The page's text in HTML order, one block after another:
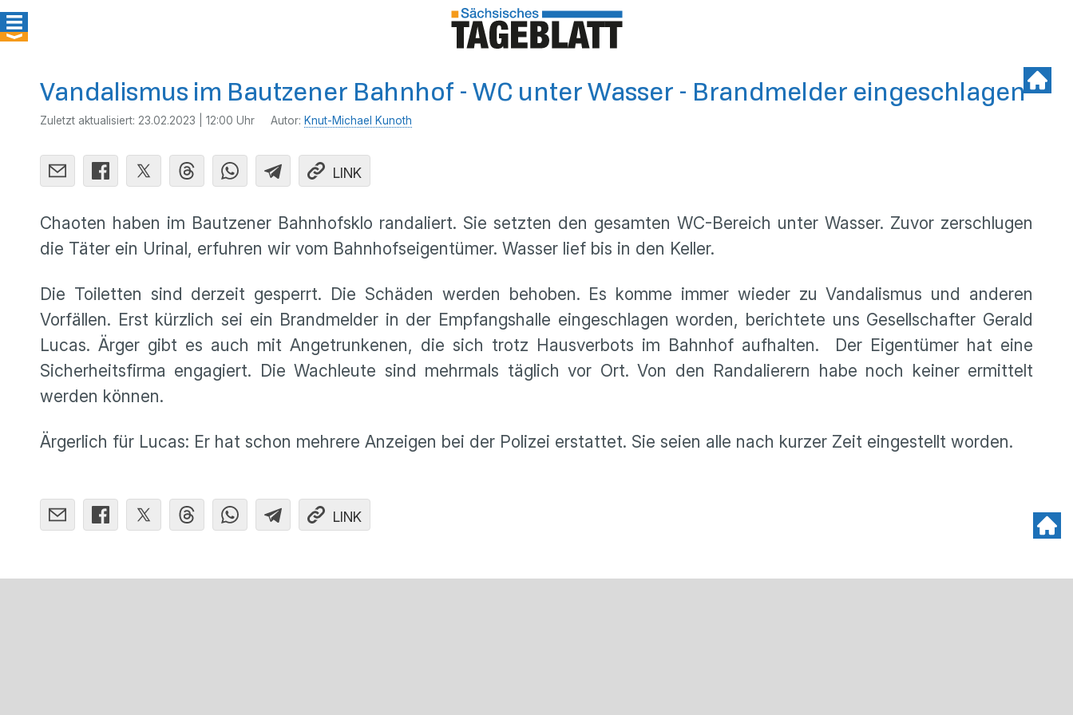
Vandalismus im Bautzener Bahnhof - WC unter Wasser - Brandmelder eingeschlagen
Zuletzt aktualisiert: 23.02.2023 | 12:00 Uhr Autor: Knut-Michael Kunoth
LINK
Chaoten haben im Bautzener Bahnhofsklo randaliert. Sie setzten den gesamten WC-Bereich unter Wasser. Zuvor zerschlugen
die Täter ein Urinal, erfuhren wir vom Bahnhofseigentümer. Wasser lief bis in den Keller.
Die Toiletten sind derzeit gesperrt. Die Schäden werden behoben. Es komme immer wieder zu Vandalismus und anderen
Vorfällen. Erst kürzlich sei ein Brandmelder in der Empfangshalle eingeschlagen worden, berichtete uns Gesellschafter Gerald
Lucas. Ärger gibt es auch mit Angetrunkenen, die sich trotz Hausverbots im Bahnhof aufhalten. Der Eigentümer hat eine
Sicherheitsfirma engagiert. Die Wachleute sind mehrmals täglich vor Ort. Von den Randalierern habe noch keiner ermittelt
werden können.
Ärgerlich für Lucas: Er hat schon mehrere Anzeigen bei der Polizei erstattet. Sie seien alle nach kurzer Zeit eingestellt worden.
LINK